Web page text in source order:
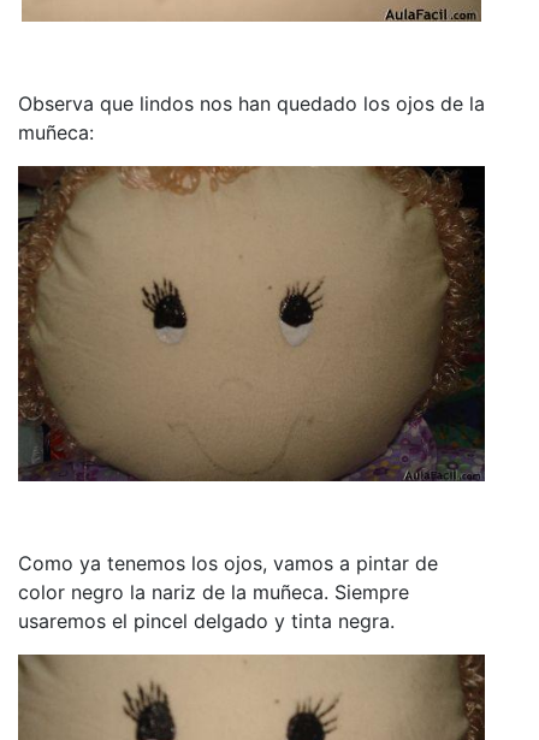
Observa que lindos nos han quedado los ojos de la
muñeca:
Como ya tenemos los ojos, vamos a pintar de
color negro la nariz de la muñeca. Siempre
usaremos el pincel delgado y tinta negra.